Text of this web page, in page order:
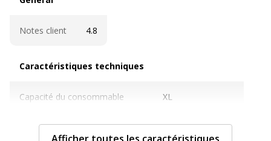
Notes client 4.8
Caractéristiques techniques
Capacité du consommable XL
Cartouches de marque Oui